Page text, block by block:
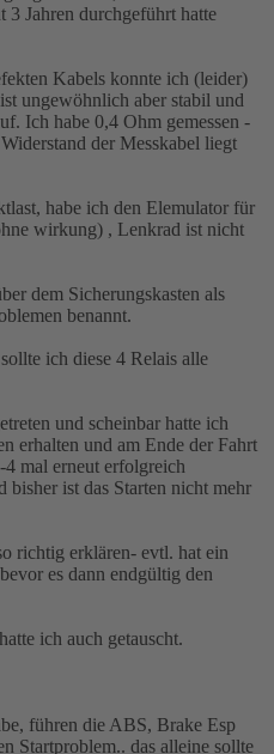
3 Jahren durchgeführt hatte
Kabels konnte ich (leider)
ungewöhnlich aber stabil und
Ich habe 0,4 Ohm gemessen -
der Messkabel liegt
habe ich den Elemulator für
wirkung) , Lenkrad ist nicht
dem Sicherungskasten als
benannt.
ich diese 4 Relais alle
und scheinbar hatte ich
erhalten und am Ende der Fahrt
4 mal erneut erfolgreich
ist das Starten nicht mehr
richtig erklären- evtl. hat ein
es dann endgültig den
ich auch getauscht.
führen die ABS, Brake Esp
Startproblem.. das alleine sollte